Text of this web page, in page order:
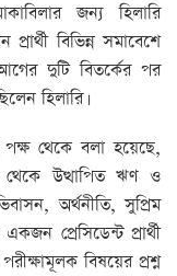
জন্য হিলারি
বিভিন্ন সমাবেশে
দুটি বিতর্কের পর
হিলারি।
পক্ষ থেকে বলা হয়েছে,
থেকে উত্থাপিত ঋণ ও
অর্থনীতি, সুপ্রিম
প্রেসিডেন্ট প্রার্থী
বিষয়ের প্রশ্ন